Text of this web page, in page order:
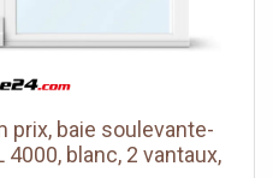
* Consommation
poids * Largeur : 483 mm *
prix, baie soulevante-
4000, blanc, 2 vantaux,